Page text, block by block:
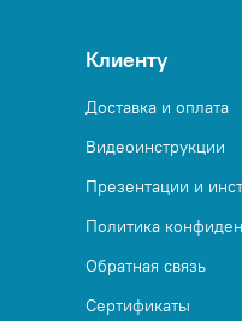
Клиенту
Доставка и оплата
Видеоинструкции
Презентации и
Политика
Обратная связь
Сертификаты